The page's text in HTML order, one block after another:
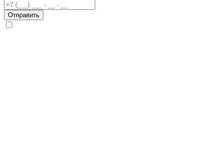
Отправить